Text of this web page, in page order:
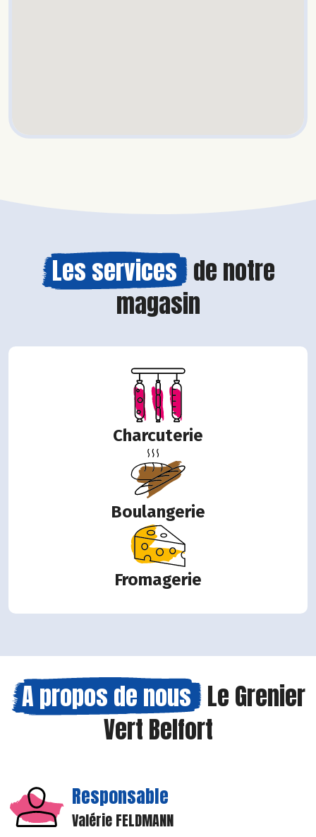
Les services de notre
magasin
Charcuterie
Boulangerie
Fromagerie
A propos de nous Le Grenier
Vert Belfort
Responsable
Valérie FELDMANN